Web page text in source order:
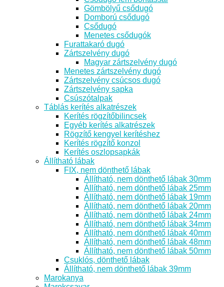
Gömbölyű csődugó
Domború csődugó
Csődugó
Menetes csődugók
Furattakaró dugó
Zártszelvény dugó
Magyar zártszelvény dugó
Menetes zártszelvény dugó
Zártszelvény csúcsos dugó
Zártszelvény sapka
Csúszótalpak
Táblás kerítés alkatrészek
Kerítés rögzítőbilincsek
Egyéb kerítés alkatrészek
Rögzítő kengyel kerítéshez
Kerítés rögzítő konzol
Kerítés oszlopsapkák
Állítható lábak
FIX, nem dönthető lábak
Állítható, nem dönthető lábak 30mm
Állítható, nem dönthető lábak 25mm
Állítható, nem dönthető lábak 19mm
Állítható, nem dönthető lábak 20mm
Állítható, nem dönthető lábak 24mm
Állítható, nem dönthető lábak 34mm
Állítható, nem dönthető lábak 40mm
Állítható, nem dönthető lábak 48mm
Állítható, nem dönthető lábak 50mm
Csuklós, dönthető lábak
Állítható, nem dönthető lábak 39mm
Marokanya